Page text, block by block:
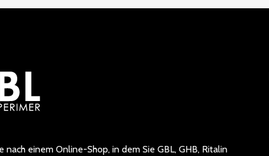
nach einem Online-Shop, in dem Sie GBL, GHB, Ritalin